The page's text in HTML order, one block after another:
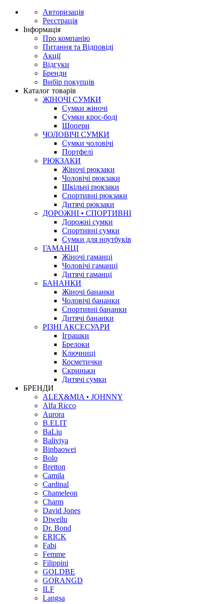
Авторизація
Реєстрація
Інформація
Про компанію
Питання та Відповіді
Акції
Відгуки
Бренди
Вибір покупців
Каталог товарів
ЖІНОЧІ СУМКИ
Сумки жіночі
Сумки крос-боді
Шопери
ЧОЛОВІЧІ СУМКИ
Сумки чоловічі
Портфелі
РЮКЗАКИ
Жіночі рюкзаки
Чоловічі рюкзаки
Шкільні рюкзаки
Спортивні рюкзаки
Дитячі рюкзаки
ДОРОЖНІ • СПОРТИВНІ
Дорожні сумки
Спортивні сумки
Сумки для ноутбуків
ГАМАНЦІ
Жіночі гаманці
Чоловічі гаманці
Дитячі гаманці
БАНАНКИ
Жіночі бананки
Чоловічі бананки
Спортивні бананки
Дитячі бананки
РІЗНІ АКСЕСУАРИ
Іграшки
Брелоки
Ключниці
Косметички
Скриньки
Дитячі сумки
БРЕНДИ
ALEX&MIA • JOHNNY
Alfa Ricco
Aurora
B.ELIT
BaLiu
Baliviya
Binbaowei
Bolo
Bretton
Camila
Cardinal
Chameleon
Charm
David Jones
Diweilu
Dr. Bond
ERICK
Fabi
Femme
Filippini
GOLDBE
GORANGD
ILF
Langsa